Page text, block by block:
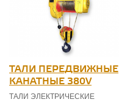
ТАЛИ ПЕРЕДВИЖНЫЕ
КАНАТНЫЕ 380V
ТАЛИ ЭЛЕКТРИЧЕСКИЕ